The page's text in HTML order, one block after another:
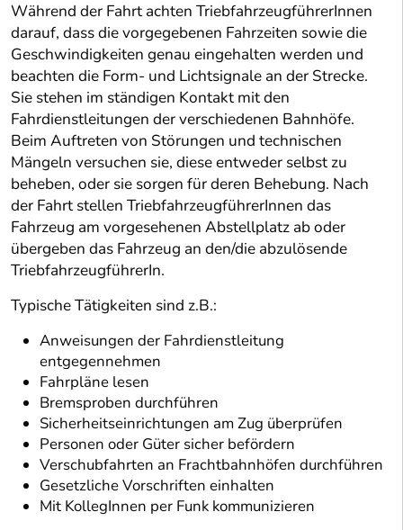
Während der Fahrt achten TriebfahrzeugführerInnen
darauf, dass die vorgegebenen Fahrzeiten sowie die
Geschwindigkeiten genau eingehalten werden und
beachten die Form- und Lichtsignale an der Strecke.
Sie stehen im ständigen Kontakt mit den
Fahrdienstleitungen der verschiedenen Bahnhöfe.
Beim Auftreten von Störungen und technischen
Mängeln versuchen sie, diese entweder selbst zu
beheben, oder sie sorgen für deren Behebung. Nach
der Fahrt stellen TriebfahrzeugführerInnen das
Fahrzeug am vorgesehenen Abstellplatz ab oder
übergeben das Fahrzeug an den/die abzulösende
TriebfahrzeugführerIn.
Typische Tätigkeiten sind z.B.:
Anweisungen der Fahrdienstleitung
entgegennehmen
Fahrpläne lesen
Bremsproben durchführen
Sicherheitseinrichtungen am Zug überprüfen
Personen oder Güter sicher befördern
Verschubfahrten an Frachtbahnhöfen durchführen
Gesetzliche Vorschriften einhalten
Mit KollegInnen per Funk kommunizieren